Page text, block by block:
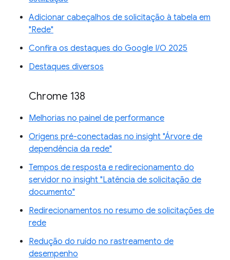
Adicionar cabeçalhos de solicitação à tabela em
"Rede"
Confira os destaques do Google I/O 2025
Destaques diversos
Chrome 138
Melhorias no painel de performance
Origens pré-conectadas no insight "Árvore de
dependência da rede"
Tempos de resposta e redirecionamento do
servidor no insight "Latência de solicitação de
documento"
Redirecionamentos no resumo de solicitações de
rede
Redução do ruído no rastreamento de
desempenho